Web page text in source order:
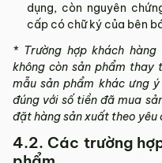
dụng, còn nguyên
cấp có chữ ký của bên
* Trường hợp khách
không còn sản phẩm thay
mẫu sản phẩm khác ưng
đúng với số tiền đã mua
đặt hàng sản xuất theo yêu
4.2. Các trường